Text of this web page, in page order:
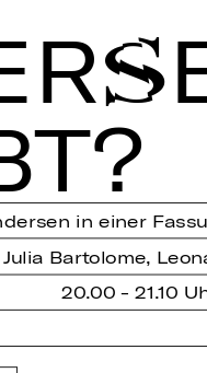
in einer
Bartolome,
20.00 - 21.10